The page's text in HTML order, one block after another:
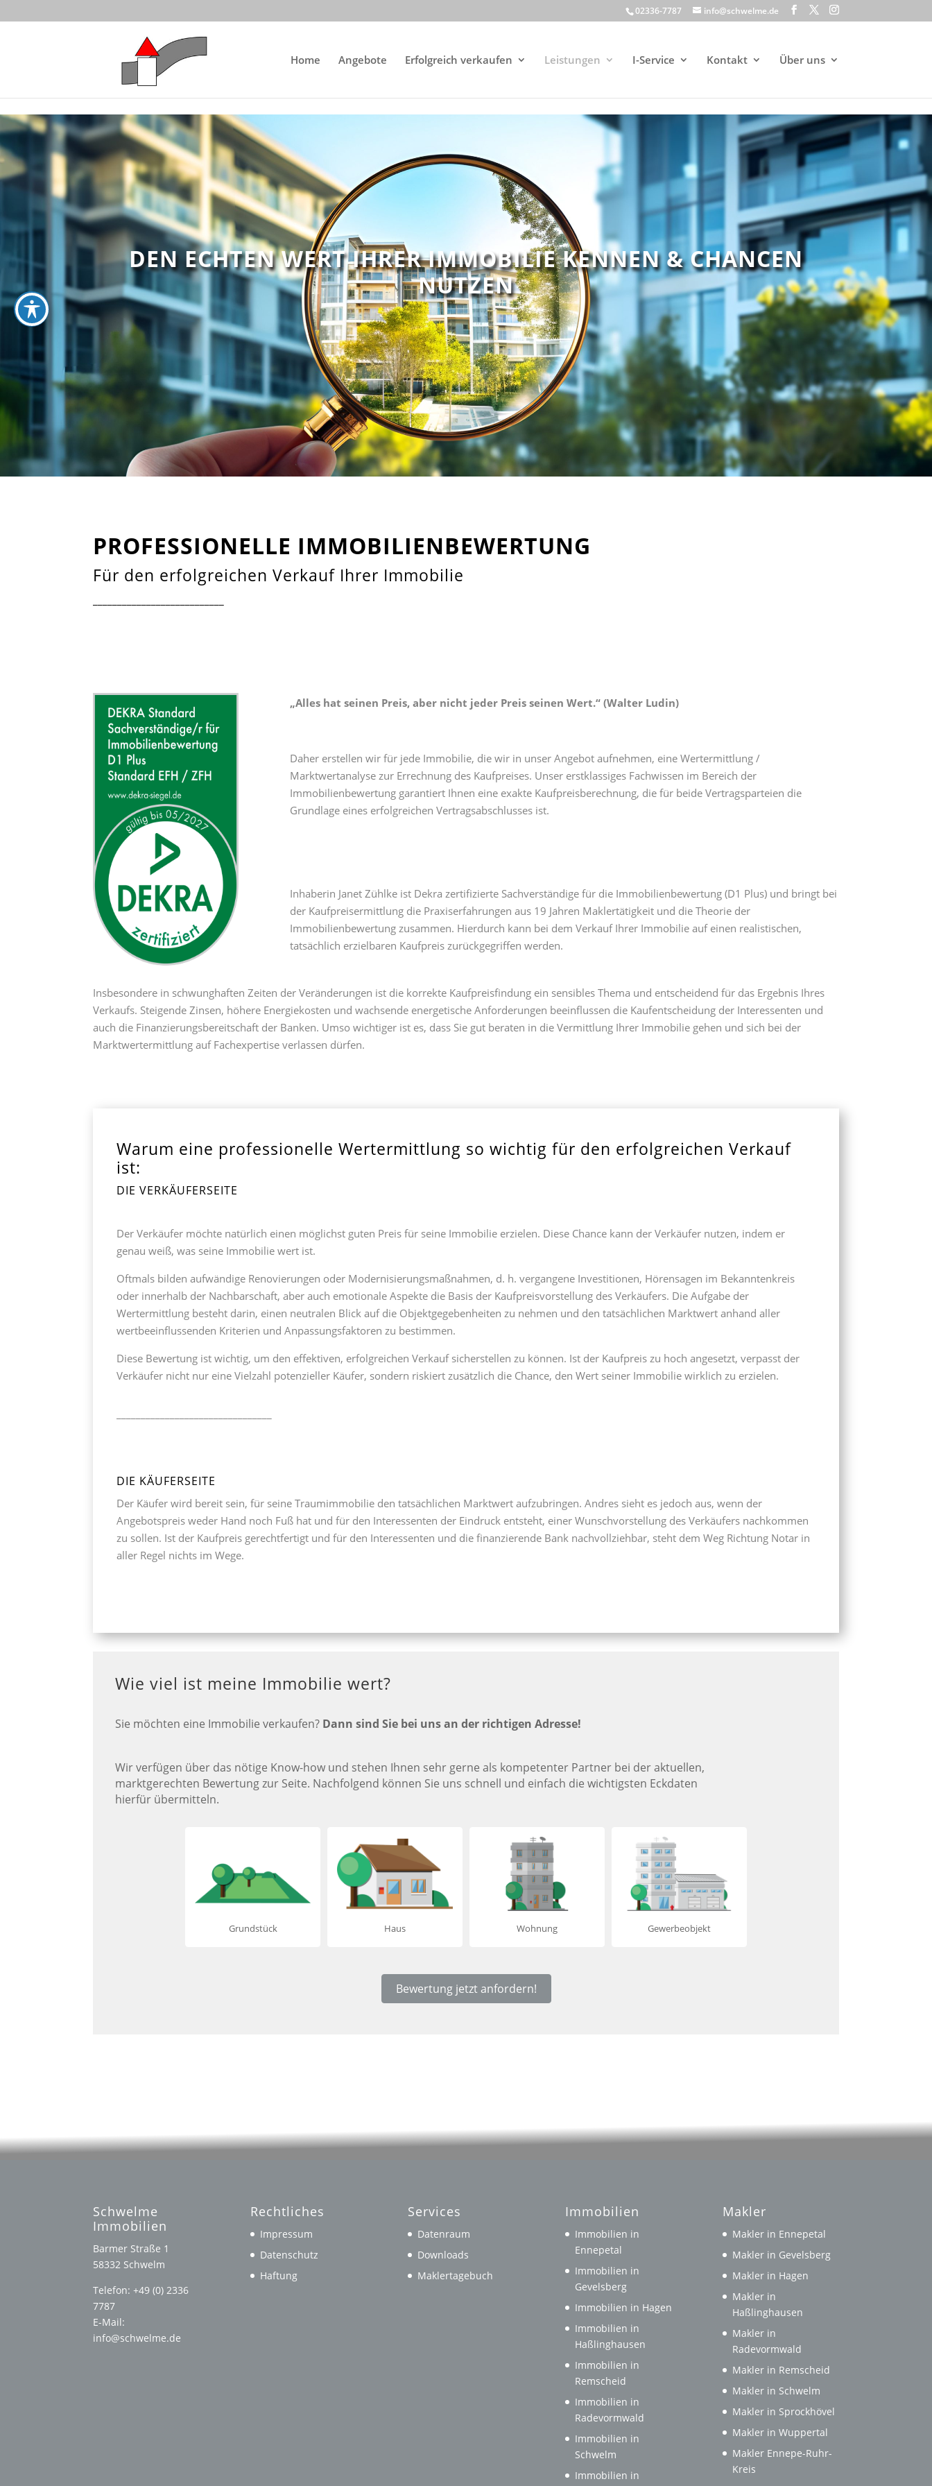
02336-7787 info@schwelme.de
Home Angebote Erfolgreich verkaufen Leistungen I-Service Kontakt Über uns
DEN ECHTEN WERT IHRER IMMOBILIE KENNEN & CHANCEN
NUTZEN
PROFESSIONELLE IMMOBILIENBEWERTUNG
Für den erfolgreichen Verkauf Ihrer Immobilie
„Alles hat seinen Preis, aber nicht jeder Preis seinen Wert.“ (Walter Ludin)
Daher erstellen wir für jede Immobilie, die wir in unser Angebot aufnehmen, eine Wertermittlung /
Marktwertanalyse zur Errechnung des Kaufpreises. Unser erstklassiges Fachwissen im Bereich der
Immobilienbewertung garantiert Ihnen eine exakte Kaufpreisberechnung, die für beide Vertragsparteien die
Grundlage eines erfolgreichen Vertragsabschlusses ist.
Inhaberin Janet Zühlke ist Dekra zertifizierte Sachverständige für die Immobilienbewertung (D1 Plus) und bringt bei
der Kaufpreisermittlung die Praxiserfahrungen aus 19 Jahren Maklertätigkeit und die Theorie der
Immobilienbewertung zusammen. Hierdurch kann bei dem Verkauf Ihrer Immobilie auf einen realistischen,
tatsächlich erzielbaren Kaufpreis zurückgegriffen werden.
Insbesondere in schwunghaften Zeiten der Veränderungen ist die korrekte Kaufpreisfindung ein sensibles Thema und entscheidend für das Ergebnis Ihres
Verkaufs. Steigende Zinsen, höhere Energiekosten und wachsende energetische Anforderungen beeinflussen die Kaufentscheidung der Interessenten und
auch die Finanzierungsbereitschaft der Banken. Umso wichtiger ist es, dass Sie gut beraten in die Vermittlung Ihrer Immobilie gehen und sich bei der
Marktwertermittlung auf Fachexpertise verlassen dürfen.
Warum eine professionelle Wertermittlung so wichtig für den erfolgreichen Verkauf
ist:
DIE VERKÄUFERSEITE
Der Verkäufer möchte natürlich einen möglichst guten Preis für seine Immobilie erzielen. Diese Chance kann der Verkäufer nutzen, indem er
genau weiß, was seine Immobilie wert ist.
Oftmals bilden aufwändige Renovierungen oder Modernisierungsmaßnahmen, d. h. vergangene Investitionen, Hörensagen im Bekanntenkreis
oder innerhalb der Nachbarschaft, aber auch emotionale Aspekte die Basis der Kaufpreisvorstellung des Verkäufers. Die Aufgabe der
Wertermittlung besteht darin, einen neutralen Blick auf die Objektgegebenheiten zu nehmen und den tatsächlichen Marktwert anhand aller
wertbeeinflussenden Kriterien und Anpassungsfaktoren zu bestimmen.
Diese Bewertung ist wichtig, um den effektiven, erfolgreichen Verkauf sicherstellen zu können. Ist der Kaufpreis zu hoch angesetzt, verpasst der
Verkäufer nicht nur eine Vielzahl potenzieller Käufer, sondern riskiert zusätzlich die Chance, den Wert seiner Immobilie wirklich zu erzielen.
DIE KÄUFERSEITE
Der Käufer wird bereit sein, für seine Traumimmobilie den tatsächlichen Marktwert aufzubringen. Andres sieht es jedoch aus, wenn der
Angebotspreis weder Hand noch Fuß hat und für den Interessenten der Eindruck entsteht, einer Wunschvorstellung des Verkäufers nachkommen
zu sollen. Ist der Kaufpreis gerechtfertigt und für den Interessenten und die finanzierende Bank nachvollziehbar, steht dem Weg Richtung Notar in
aller Regel nichts im Wege.
Wie viel ist meine Immobilie wert?
Sie möchten eine Immobilie verkaufen? Dann sind Sie bei uns an der richtigen Adresse!
Wir verfügen über das nötige Know-how und stehen Ihnen sehr gerne als kompetenter Partner bei der aktuellen,
marktgerechten Bewertung zur Seite. Nachfolgend können Sie uns schnell und einfach die wichtigsten Eckdaten
hierfür übermitteln.
Grundstück Haus Wohnung Gewerbeobjekt
Bewertung jetzt anfordern!
Schwelme
Immobilien
Barmer Straße 1
58332 Schwelm
Telefon: +49 (0) 2336
7787
E-Mail:
info@schwelme.de
Rechtliches
Impressum
Datenschutz
Haftung
Services
Datenraum
Downloads
Maklertagebuch
Immobilien
Immobilien in
Ennepetal
Immobilien in
Gevelsberg
Immobilien in Hagen
Immobilien in
Haßlinghausen
Immobilien in
Remscheid
Immobilien in
Radevormwald
Immobilien in
Schwelm
Immobilien in
Makler
Makler in Ennepetal
Makler in Gevelsberg
Makler in Hagen
Makler in
Haßlinghausen
Makler in
Radevormwald
Makler in Remscheid
Makler in Schwelm
Makler in Sprockhövel
Makler in Wuppertal
Makler Ennepe-Ruhr-
Kreis